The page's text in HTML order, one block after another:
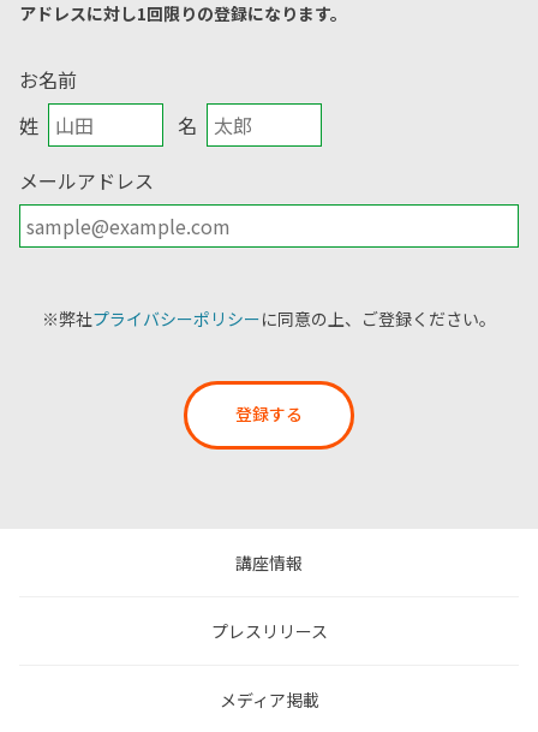
アドレスに対し1回限りの登録になります。
お名前
姓
名
メールアドレス
※弊社プライバシーポリシーに同意の上、ご登録ください。
登録する
講座情報
プレスリリース
メディア掲載